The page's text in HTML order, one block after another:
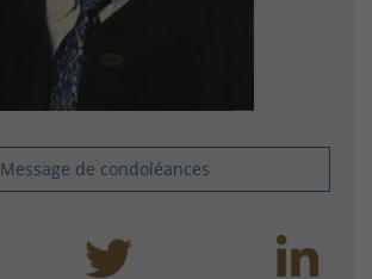
Message de condoléances